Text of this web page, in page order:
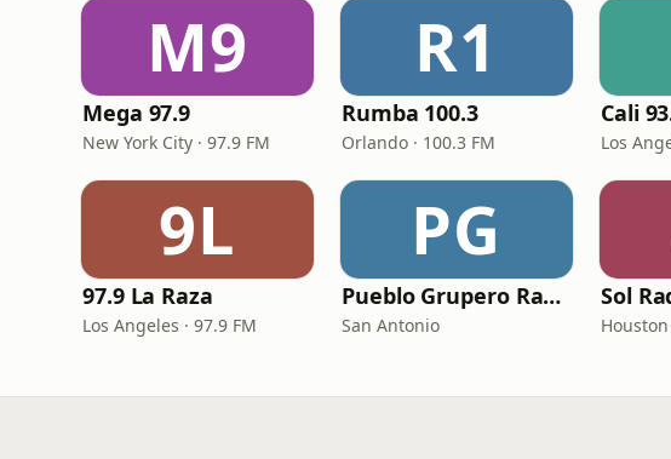
M9
Mega 97.9
New York City · 97.9 FM
R1
Rumba 100.3
Orlando · 100.3 FM
Cali
Los
9L
97.9 La Raza
Los Angeles · 97.9 FM
PG
Pueblo Grupero Radio
San Antonio Houston